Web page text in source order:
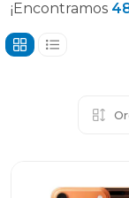
¡Encontramos